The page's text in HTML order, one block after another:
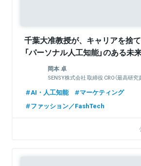
千葉大准教授が、キャリアを捨
「パーソナル人工知能」のある未
岡本 卓
SENSY株式会社 取締役 CRO（最高研究
AI・人工知能
マーケティング
ファッション／FashTech